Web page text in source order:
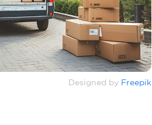
Designed by Freepik